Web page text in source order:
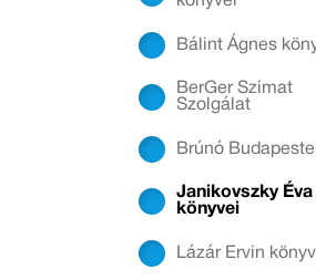
Bálint Ágnes
BerGer Szimat
Szolgálat
Brúnó
Janikovszky Éva
könyvei
Lázár Ervin